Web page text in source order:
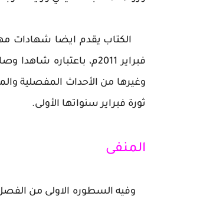
الكتاب يقدم ايضا شهادات
فبراير 2011م،
وغيرها من الأحداث المفصلية
ثورة فبراير سنواتها الأولى.
المنفى
وفيه السطوره الاولى من